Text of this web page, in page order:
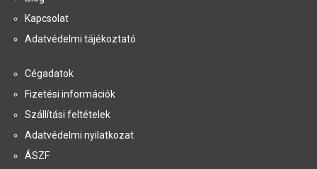
Kapcsolat
Adatvédelmi tájékoztató
Cégadatok
Fizetési információk
Szállítási feltételek
Adatvédelmi nyilatkozat
ÁSZF